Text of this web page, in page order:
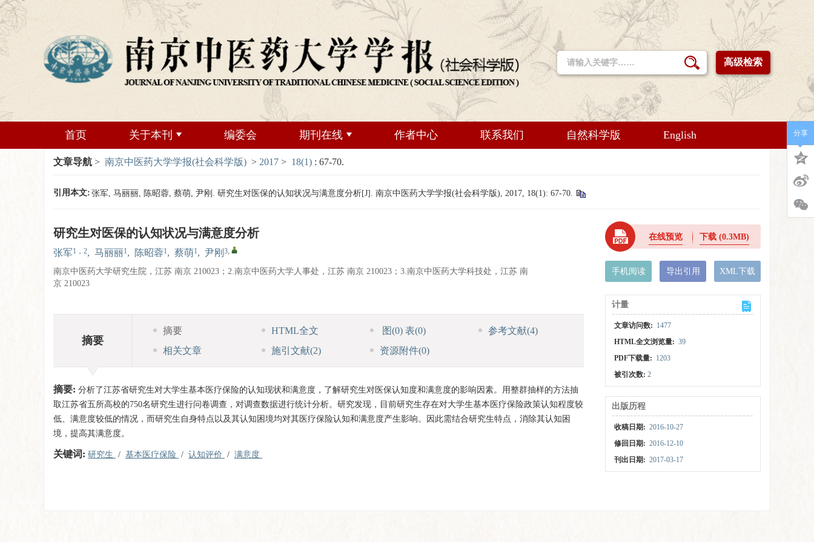
高级检索
首页 关于本刊 编委会 期刊在线 作者中心 联系我们 自然科学版 English
文章导航 > 南京中医药大学学报(社会科学版) > 2017 > 18(1) : 67-70.
引用本文: 张军, 马丽丽, 陈昭蓉, 蔡萌, 尹刚. 研究生对医保的认知状况与满意度分析[J]. 南京中医药大学学报(社会科学版), 2017, 18(1): 67-70.
研究生对医保的认知状况与满意度分析
张军1，2, 马丽丽1, 陈昭蓉1, 蔡萌1, 尹刚 3,
南京中医药大学研究生院，江苏 南京 210023；2.南京中医药大学人事处，江苏 南京 210023；3.南京中医药大学科技处，江苏 南
京 210023
摘要
摘要 HTML全文 图(0) 表(0) 参考文献(4)
相关文章
施引文献(2) 资源附件(0)
摘要: 分析了江苏省研究生对大学生基本医疗保险的认知现状和满意度，了解研究生对医保认知度和满意度的影响因素。用整群抽样的方法抽
取江苏省五所高校的750名研究生进行问卷调查，对调查数据进行统计分析。研究发现，目前研究生存在对大学生基本医疗保险政策认知程度较
低、满意度较低的情况，而研究生自身特点以及其认知困境均对其医疗保险认知和满意度产生影响。因此需结合研究生特点，消除其认知困
境，提高其满意度。
关键词: 研究生 / 基本医疗保险 / 认知评价 / 满意度
在线预览 下载(0.3MB)
手机阅读 导出引用 XML下载
计量
文章访问数: 1477
HTML全文浏览量: 39
PDF下载量: 1203
被引次数:2
出版历程
收稿日期: 2016-10-27
修回日期: 2016-12-10
刊出日期: 2017-03-17
分享